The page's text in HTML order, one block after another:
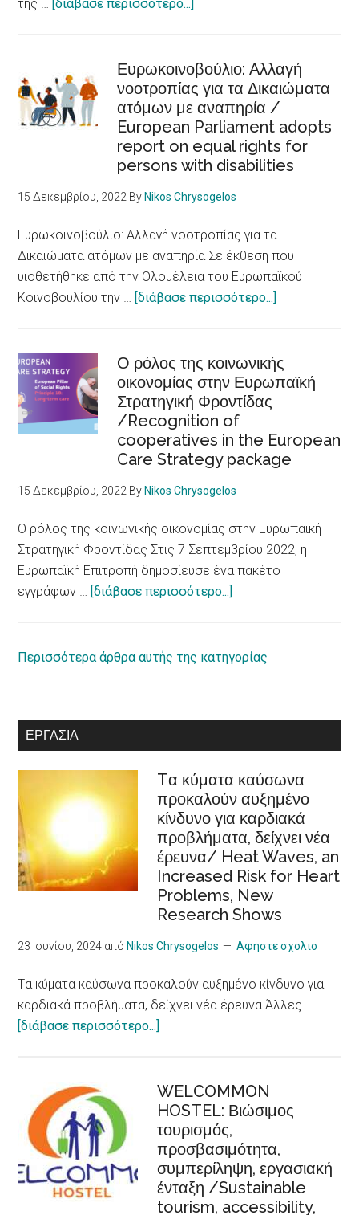
health
της … [διάβασε περισσότερο...]
το
βραβείο
πόλης
προσβάσιμης
σε
άτομα
με
/Skellefteå
city
accessible
to
disabilities
Ευρωκοινοβούλιο: Αλλαγή
νοοτροπίας για τα Δικαιώματα
ατόμων με αναπηρία /
European Parliament adopts
report on equal rights for
persons with disabilities
15 Δεκεμβρίου, 2022 By Nikos Chrysogelos
Ευρωκοινοβούλιο: Αλλαγή νοοτροπίας για τα
Δικαιώματα ατόμων με αναπηρία Σε έκθεση που
υιοθετήθηκε από την Ολομέλεια του Ευρωπαϊκού
Κοινοβουλίου την … [διάβασε περισσότερο...]
νοοτροπίας
για
ατόμων
με
European
Parliament
adopts
Ο ρόλος της κοινωνικής
οικονομίας στην Ευρωπαϊκή
Στρατηγική Φροντίδας
/Recognition of
cooperatives in the European
Care Strategy package
15 Δεκεμβρίου, 2022 By Nikos Chrysogelos
Ο ρόλος της κοινωνικής οικονομίας στην Ευρωπαϊκή
Στρατηγική Φροντίδας Στις 7 Σεπτεμβρίου 2022, η
Ευρωπαϊκή Επιτροπή δημοσίευσε ένα πακέτο
εγγράφων … [διάβασε περισσότερο...]
της
στην
Φροντίδας
/Recognition
of
cooperatives
in
the
European
Care
Strategy
Περισσότερα άρθρα αυτής της κατηγορίας
ΕΡΓΑΣΊΑ
Tα κύματα καύσωνα
προκαλούν αυξημένο
κίνδυνο για καρδιακά
προβλήματα, δείχνει νέα
έρευνα/ Heat Waves, an
Increased Risk for Heart
Problems, New
Research Shows
23 Ιουνίου, 2024 από Nikos Chrysogelos Αφηστε σχολιο
Tα κύματα καύσωνα προκαλούν αυξημένο κίνδυνο για
καρδιακά προβλήματα, δείχνει νέα έρευνα Άλλες …
[διάβασε περισσότερο...]
καύσωνα
προκαλούν
αυξημένο
κίνδυνο
για
καρδιακά
WELCOMMON
HOSTEL: Βιώσιμος
τουρισμός,
προσβασιμότητα,
συμπερίληψη, εργασιακή
ένταξη /Sustainable
tourism, accessibility,